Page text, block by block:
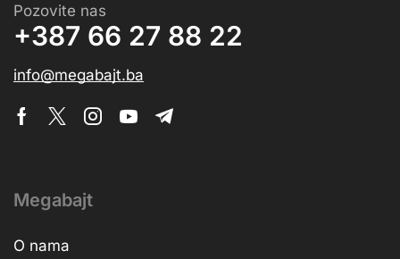
Pozovite nas
+387 66 27 88 22
info@megabajt.ba
Megabajt
O nama